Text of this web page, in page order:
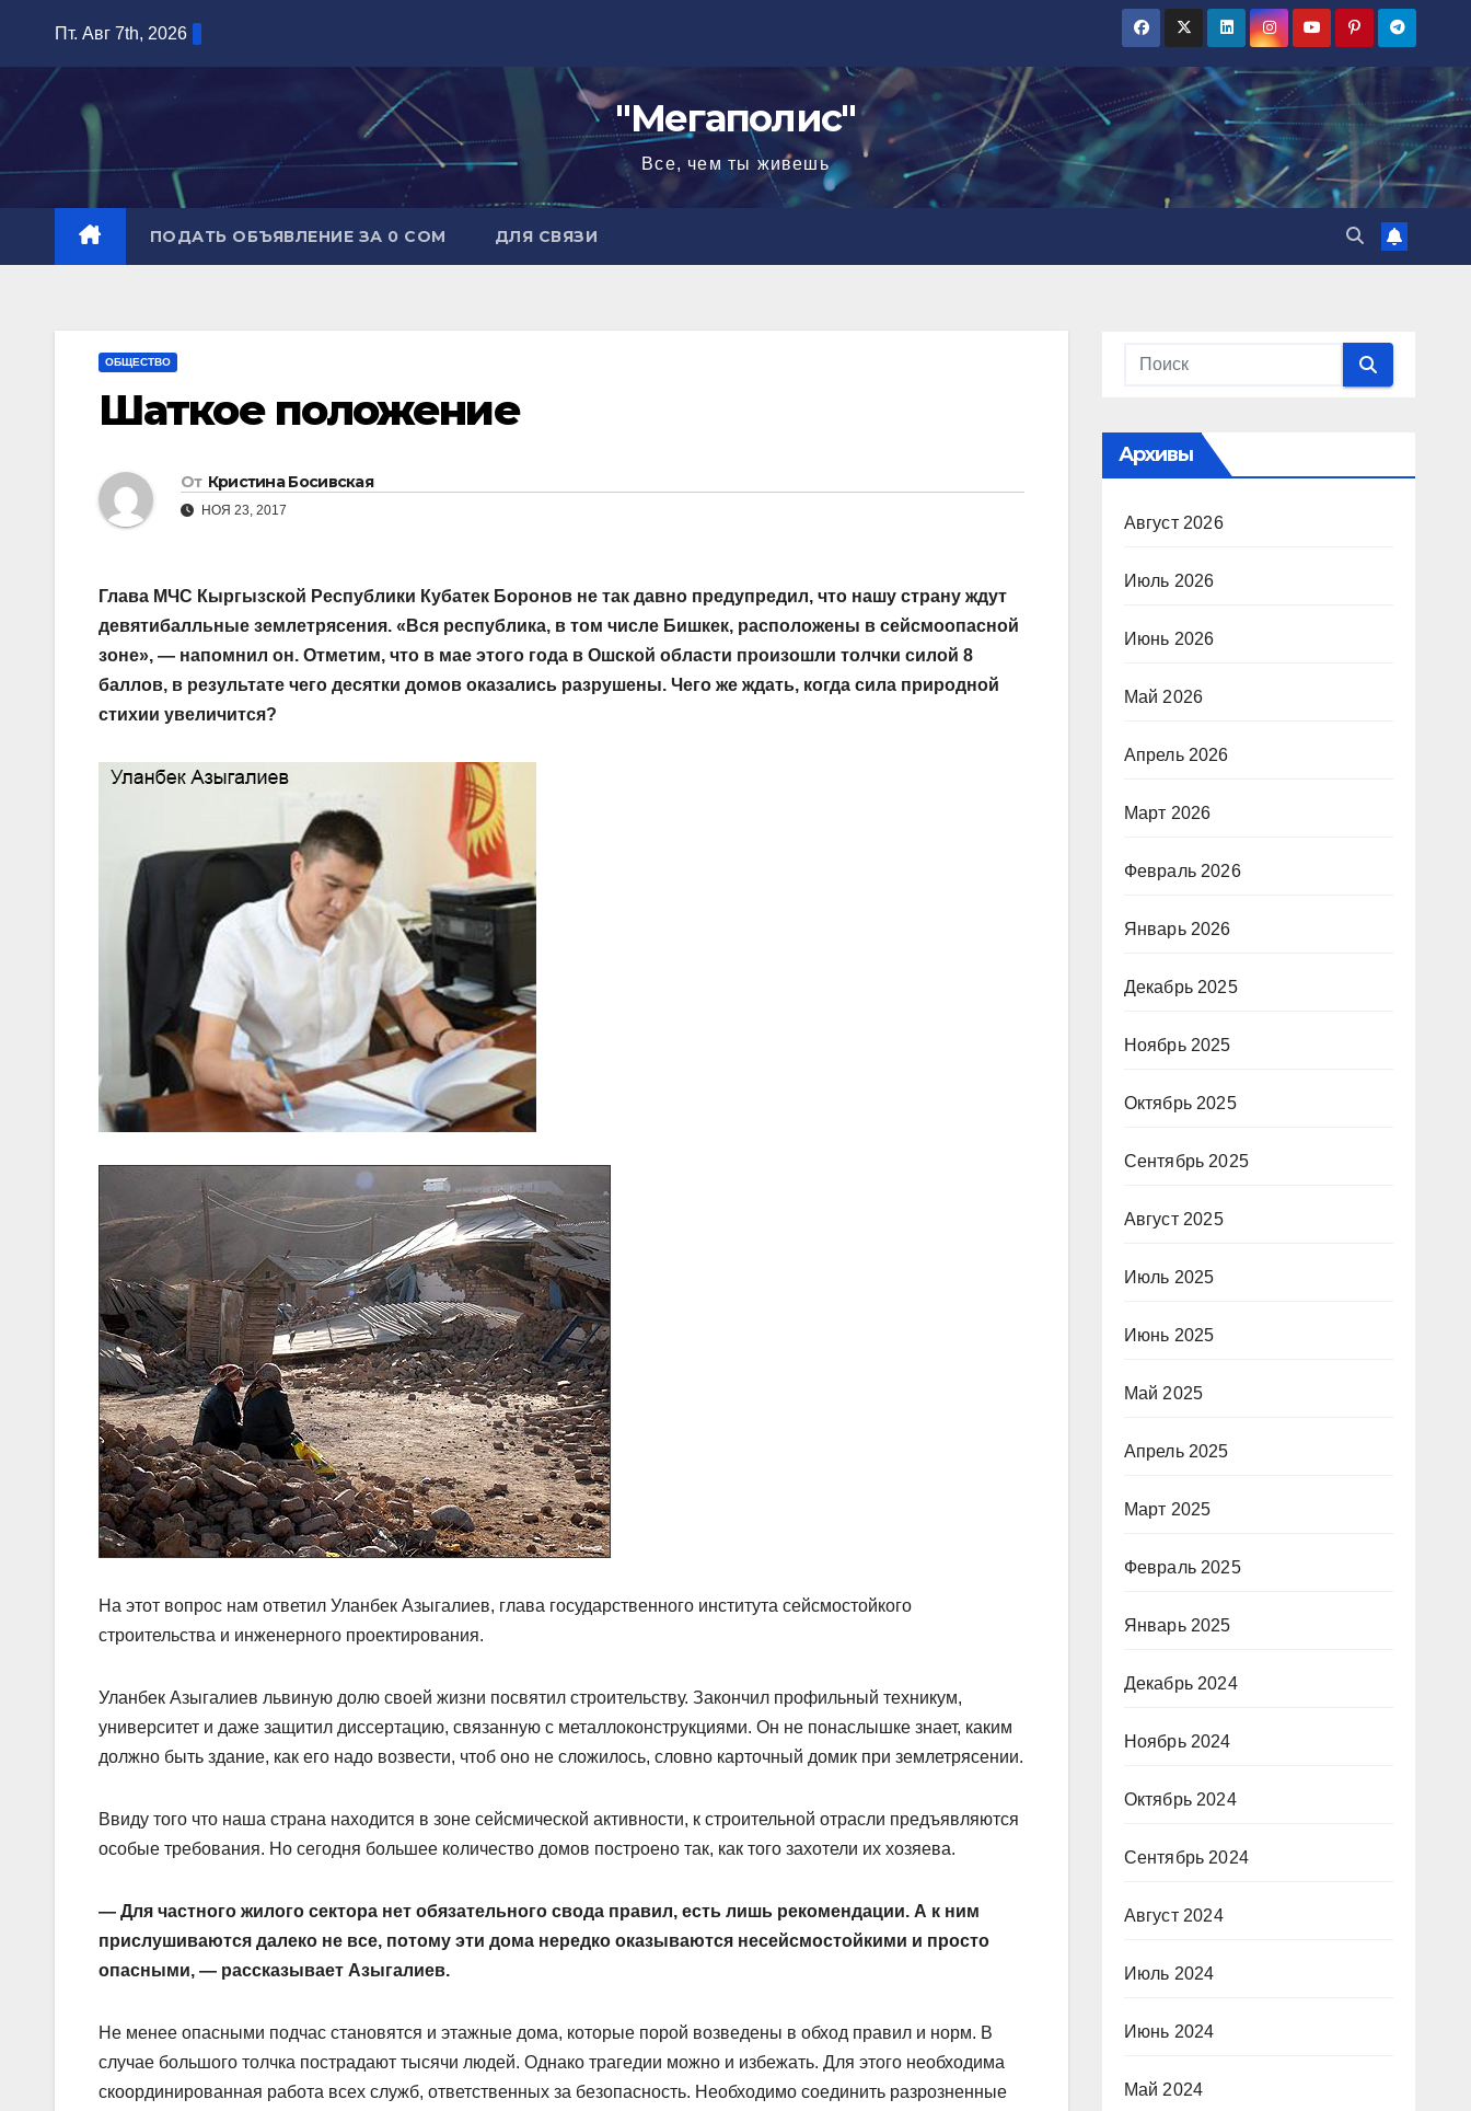
содержимому
Пт. Авг 7th, 2026
"Мегаполис"
Все, чем ты живешь
ПОДАТЬ ОБЪЯВЛЕНИЕ ЗА 0 СОМ ДЛЯ СВЯЗИ
ОБЩЕСТВО
Шаткое положение
От Кристина Босивская
НОЯ 23, 2017
Глава МЧС Кыргызской Республики Кубатек Боронов не так давно предупредил, что нашу страну ждут
девятибалльные землетрясения. «Вся республика, в том числе Бишкек, расположены в сейсмоопасной
зоне», — напомнил он. Отметим, что в мае этого года в Ошской области произошли толчки силой 8
баллов, в результате чего десятки домов оказались разрушены. Чего же ждать, когда сила природной
стихии увеличится?
На этот вопрос нам ответил Уланбек Азыгалиев, глава государственного института сейс­мостойкого
строительства и инженерного проектирования.
Уланбек Азыгалиев львиную долю своей жизни посвятил строительству. Закончил профильный техникум,
университет и даже защитил диссертацию, связанную с металлоконструкциями. Он не понаслышке знает, каким
должно быть здание, как его надо возвести, чтоб оно не сложилось, словно карточный домик при землетрясении.
Ввиду того что наша страна находится в зоне сейсмической активности, к строительной отрасли предъявляются
особые требования. Но сегодня большее количество домов построено так, как того захотели их хозяева.
— Для частного жилого сектора нет обязательного свода правил, есть лишь рекомендации. А к ним
прислушиваются далеко не все, потому эти дома нередко оказываются несейсмостойкими и просто
опасными, — рассказывает Азыгалиев.
Не менее опасными подчас становятся и этажные дома, которые порой возведены в обход правил и норм. В
случае большого толчка пострадают тысячи людей. Однако трагедии можно и избежать. Для этого необходима
скоординированная работа всех служб, ответственных за безопасность. Необходимо соединить разрозненные
Архивы
Август 2026
Июль 2026
Июнь 2026
Май 2026
Апрель 2026
Март 2026
Февраль 2026
Январь 2026
Декабрь 2025
Ноябрь 2025
Октябрь 2025
Сентябрь 2025
Август 2025
Июль 2025
Июнь 2025
Май 2025
Апрель 2025
Март 2025
Февраль 2025
Январь 2025
Декабрь 2024
Ноябрь 2024
Октябрь 2024
Сентябрь 2024
Август 2024
Июль 2024
Июнь 2024
Май 2024